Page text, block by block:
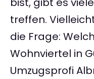
treffen.
die Frage:
Wohnviertel in
Umzugsprofi